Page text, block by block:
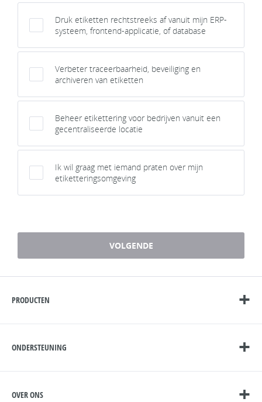
Druk etiketten rechtstreeks af vanuit mijn ERP-
systeem, frontend-applicatie, of database
Verbeter traceerbaarheid, beveiliging en
archiveren van etiketten
Beheer etikettering voor bedrijven vanuit een
gecentraliseerde locatie
Ik wil graag met iemand praten over mijn
etiketteringsomgeving
VOLGENDE
PRODUCTEN
ONDERSTEUNING
OVER ONS